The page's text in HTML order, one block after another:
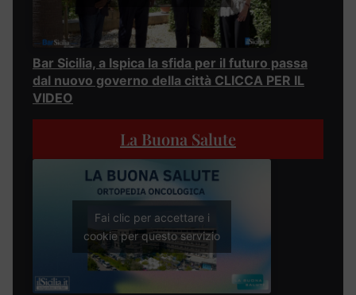
Bar Sicilia, a Ispica la sfida per il futuro passa
dal nuovo governo della città CLICCA PER IL
VIDEO
La Buona Salute
Fai clic per accettare i
cookie per questo servizio